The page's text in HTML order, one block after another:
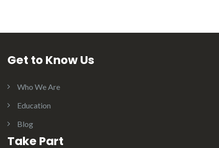
Get to Know Us
Who We Are
Education
Blog
Take Part